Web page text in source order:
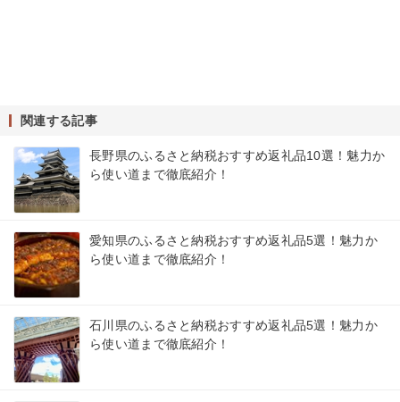
関連する記事
長野県のふるさと納税おすすめ返礼品10選！魅力か
ら使い道まで徹底紹介！
愛知県のふるさと納税おすすめ返礼品5選！魅力か
ら使い道まで徹底紹介！
石川県のふるさと納税おすすめ返礼品5選！魅力か
ら使い道まで徹底紹介！